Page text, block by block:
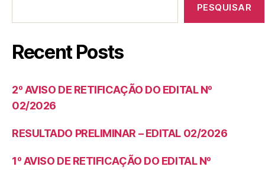
PESQUISAR
Recent Posts
2º AVISO DE RETIFICAÇÃO DO EDITAL Nº
02/2026
RESULTADO PRELIMINAR – EDITAL 02/2026
1º AVISO DE RETIFICAÇÃO DO EDITAL Nº